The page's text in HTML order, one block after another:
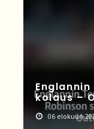
kolaus –
06 elokuun